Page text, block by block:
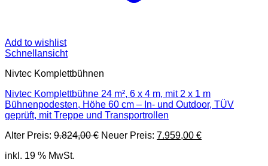
Add to wishlist
Schnellansicht
Nivtec Komplettbühnen
Nivtec Komplettbühne 24 m², 6 x 4 m, mit 2 x 1 m
Bühnenpodesten, Höhe 60 cm – In- und Outdoor, TÜV
geprüft, mit Treppe und Transportrollen
Alter Preis: 9.824,00€ Ursprünglicher
Neuer Preis: 7.959,00 €Aktueller
inkl. 19 % MwSt.